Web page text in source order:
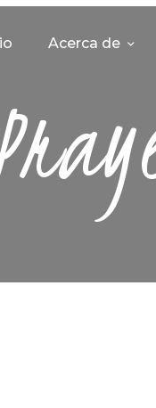
Acerca de